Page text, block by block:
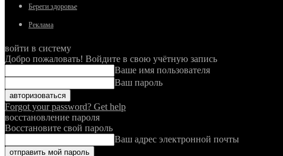
Береги здоровье
Реклама
войти в систему
Добро пожаловать! Войдите в свою учётную запись
Ваше имя пользователя
Ваш пароль
Forgot your password? Get help
восстановление пароля
Восстановите свой пароль
Ваш адрес электронной почты